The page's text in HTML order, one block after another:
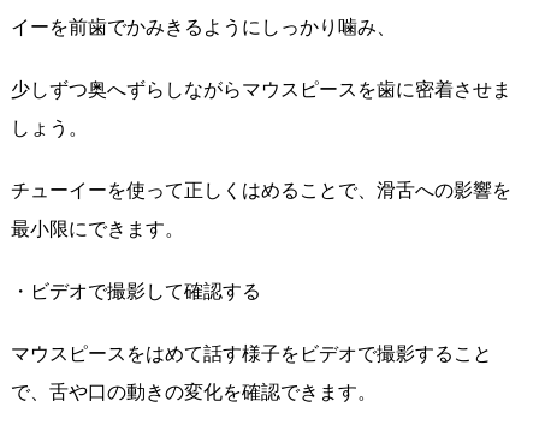
イーを前歯でかみきるようにしっかり噛み、
少しずつ奥へずらしながらマウスピースを歯に密着させま
しょう。
チューイーを使って正しくはめることで、滑舌への影響を
最小限にできます。
・ビデオで撮影して確認する
マウスピースをはめて話す様子をビデオで撮影すること
で、舌や口の動きの変化を確認できます。